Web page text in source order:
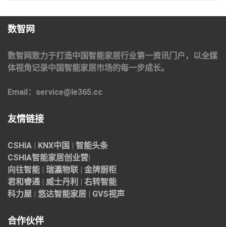
数智网
数智网致力于打造中国智能家居行业第一资讯门户，以全媒
体视角记录中国智能家居市场的每一步成长。
Email：service@le365.cc
友情链接
CSHIA KNX中国
智能头条
CSHIA智能家居创业营
向往智能
瑞瀛物联
金牌厨柜
君和睿通
威士丹利
右转智能
科力屋
悠达智能家居 GVS视声
合作伙伴